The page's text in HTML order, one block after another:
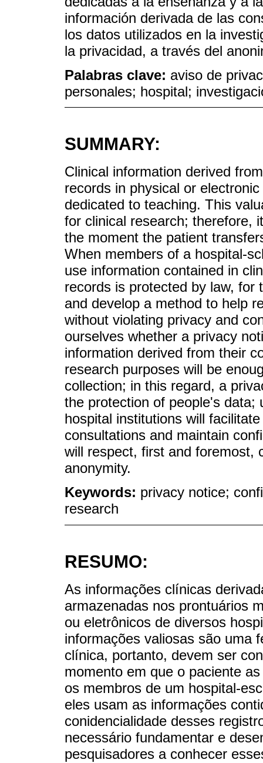
información derivada de las
los datos utilizados en la
la privacidad, a través del
Palabras clave: aviso de
personales; hospital;
SUMMARY:
Clinical information derived
records in physical or
dedicated to teaching. This
for clinical research; therefore,
the moment the patient
When members of a hospital-
use information contained in
records is protected by law, for
and develop a method to help
without violating privacy and
ourselves whether a privacy
information derived from their
research purposes will be
collection; in this regard, a
the protection of people's data;
hospital institutions will
consultations and maintain
will respect, first and foremost,
anonymity.
Keywords: privacy notice;
research
RESUMO:
As informações clínicas
armazenadas nos prontuários
ou eletrônicos de diversos
informações valiosas são uma
clínica, portanto, devem ser
momento em que o paciente
os membros de um hospital-
eles usam as informações
conidencialidade desses
necessário fundamentar e
pesquisadores a conhecer